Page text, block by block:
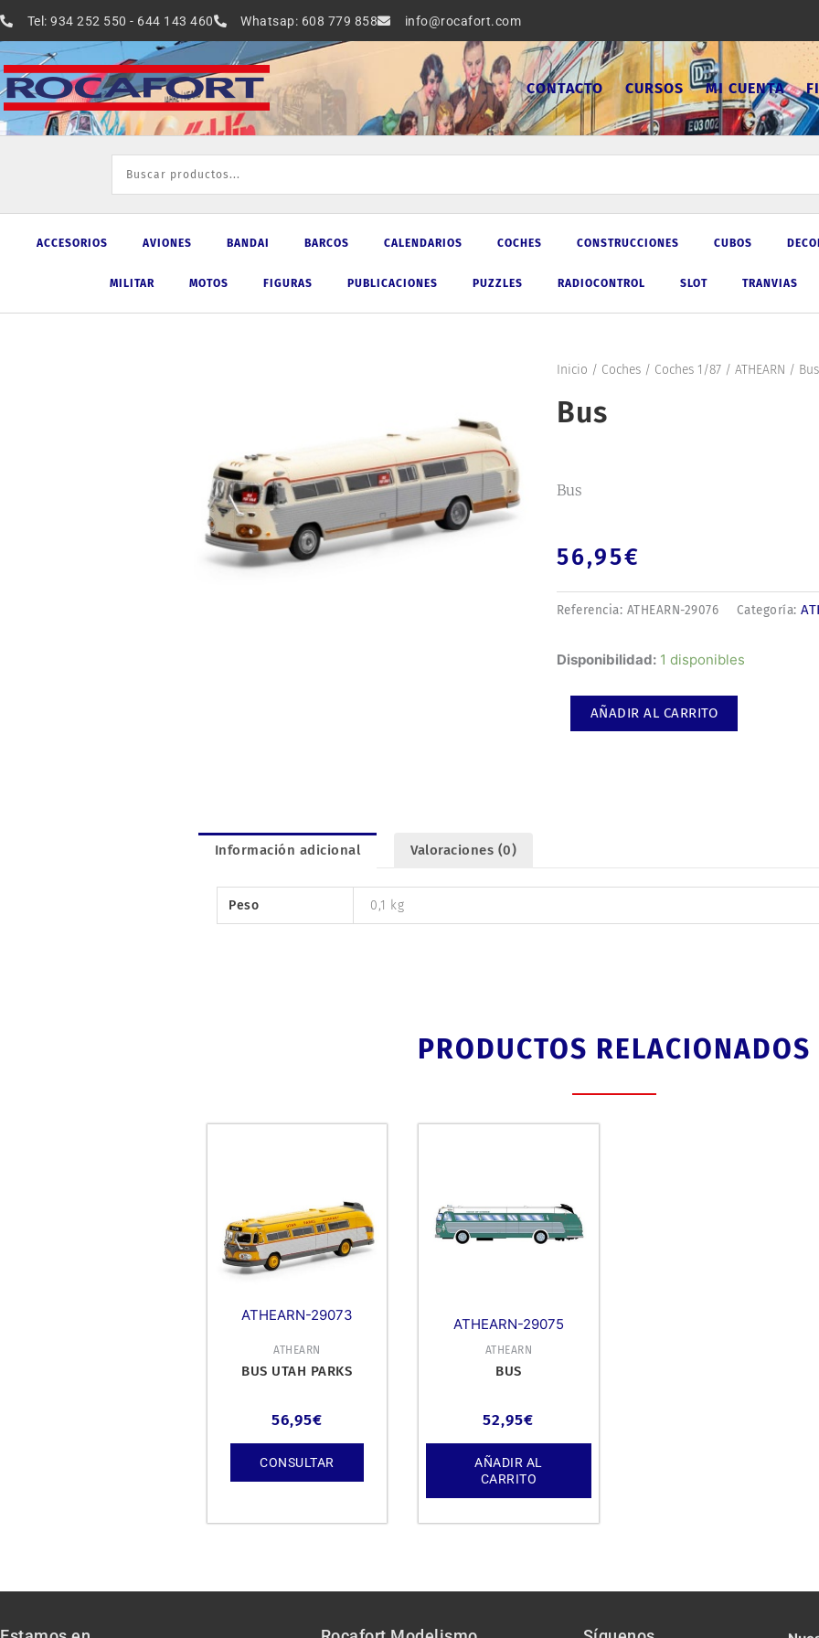
al
contenido
Tel: 934 252 550 - 644 143 460 Whatsap: 608 779 858 info@rocafort.com
CONTACTO CURSOS MI CUENTA
ACCESORIOS AVIONES BANDAI BARCOS CALENDARIOS COCHES CONSTRUCCIONES CUBOS
MILITAR MOTOS FIGURAS PUBLICACIONES PUZZLES RADIOCONTROL SLOT TRANVIAS
Inicio / Coches/ Coches 1/87/ ATHEARN / Bus
Bus
Bus
56,95€
Referencia: ATHEARN-29076 Categoría:
Disponibilidad: 1 disponibles
Bus
AÑADIR AL CARRITO
Información adicional Valoraciones (0)
Peso 0,1 kg
PRODUCTOS RELACIONADOS
ATHEARN-29073
ATHEARN
BUS UTAH PARKS
56,95€
CONSULTAR
ATHEARN-29075
ATHEARN
BUS
52,95€
AÑADIR AL
CARRITO